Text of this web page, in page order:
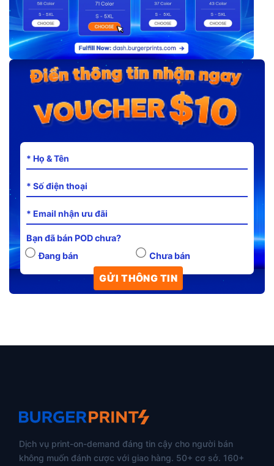
Bạn đã bán POD chưa?
Đang bán
Chưa bán
Dịch vụ print-on-demand đáng tin cậy cho người bán
không muốn đánh cược với giao hàng. 50+ cơ sở. 160+